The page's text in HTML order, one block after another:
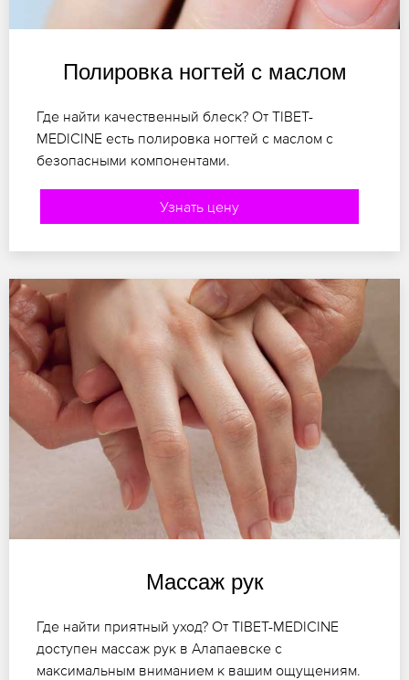
Полировка ногтей с маслом
Где найти качественный блеск? От TIBET-
MEDICINE есть полировка ногтей с маслом с
безопасными компонентами.
Узнать цену
Массаж рук
Где найти приятный уход? От TIBET-MEDICINE
доступен массаж рук в Алапаевске с
максимальным вниманием к вашим ощущениям.